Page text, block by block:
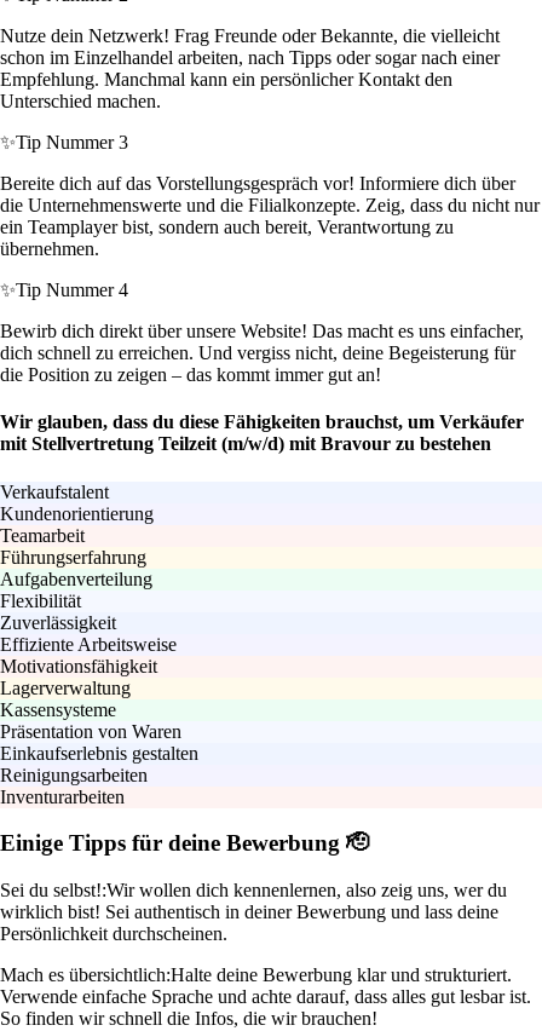
Nutze dein Netzwerk! Frag Freunde oder Bekannte, die vielleicht
schon im Einzelhandel arbeiten, nach Tipps oder sogar nach einer
Empfehlung. Manchmal kann ein persönlicher Kontakt den
Unterschied machen.
✨Tip Nummer 3
Bereite dich auf das Vorstellungsgespräch vor! Informiere dich über
die Unternehmenswerte und die Filialkonzepte. Zeig, dass du nicht nur
ein Teamplayer bist, sondern auch bereit, Verantwortung zu
übernehmen.
✨Tip Nummer 4
Bewirb dich direkt über unsere Website! Das macht es uns einfacher,
dich schnell zu erreichen. Und vergiss nicht, deine Begeisterung für
die Position zu zeigen – das kommt immer gut an!
Wir glauben, dass du diese Fähigkeiten brauchst, um Verkäufer
mit Stellvertretung Teilzeit (m/w/d) mit Bravour zu bestehen
Verkaufstalent
Kundenorientierung
Teamarbeit
Führungserfahrung
Aufgabenverteilung
Flexibilität
Zuverlässigkeit
Effiziente Arbeitsweise
Motivationsfähigkeit
Lagerverwaltung
Kassensysteme
Präsentation von Waren
Einkaufserlebnis gestalten
Reinigungsarbeiten
Inventurarbeiten
Einige Tipps für deine Bewerbung 🫡
Sei du selbst!:Wir wollen dich kennenlernen, also zeig uns, wer du
wirklich bist! Sei authentisch in deiner Bewerbung und lass deine
Persönlichkeit durchscheinen.
Mach es übersichtlich:Halte deine Bewerbung klar und strukturiert.
Verwende einfache Sprache und achte darauf, dass alles gut lesbar ist.
So finden wir schnell die Infos, die wir brauchen!